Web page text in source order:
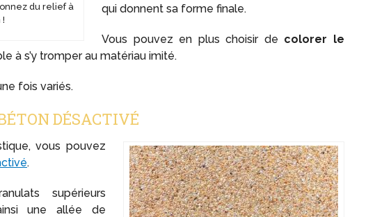
du relief à
!
qui donnent sa forme finale.
Vous pouvez en plus choisir de colorer le
à s’y tromper au matériau imité.
fois variés.
DÉSACTIVÉ
vous pouvez
.
supérieurs
une allée de